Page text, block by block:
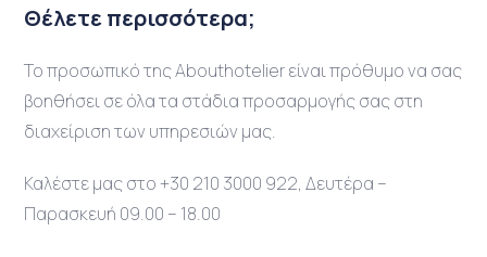
Θέλετε περισσότερα;
Το προσωπικό της Abouthotelier είναι πρόθυμο να σας
βοηθήσει σε όλα τα στάδια προσαρμογής σας στη
διαχείριση των υπηρεσιών μας.
Καλέστε μας στο +30 210 3000 922, Δευτέρα –
Παρασκευή 09.00 – 18.00